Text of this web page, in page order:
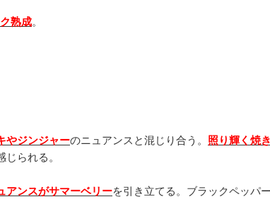
熟成。
やジンジャーのニュアンスと混じり合う。 照り輝く焼
られる。
アンスがサマーベリーを引き立てる。ブラックペッパ